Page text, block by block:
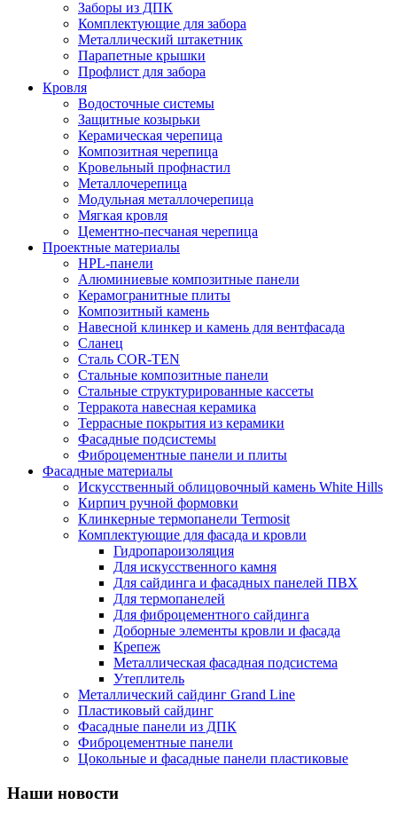
Заборы из ДПК
Комплектующие для забора
Металлический штакетник
Парапетные крышки
Профлист для забора
Кровля
Водосточные системы
Защитные козырьки
Керамическая черепица
Композитная черепица
Кровельный профнастил
Металлочерепица
Модульная металлочерепица
Мягкая кровля
Цементно-песчаная черепица
Проектные материалы
HPL-панели
Алюминиевые композитные панели
Керамогранитные плиты
Композитный камень
Навесной клинкер и камень для вентфасада
Сланец
Сталь COR-TEN
Стальные композитные панели
Стальные структурированные кассеты
Терракота навесная керамика
Террасные покрытия из керамики
Фасадные подсистемы
Фиброцементные панели и плиты
Фасадные материалы
Искусственный облицовочный камень White Hills
Кирпич ручной формовки
Клинкерные термопанели Termosit
Комплектующие для фасада и кровли
Гидропароизоляция
Для искусственного камня
Для сайдинга и фасадных панелей ПВХ
Для термопанелей
Для фиброцементного сайдинга
Доборные элементы кровли и фасада
Крепеж
Металлическая фасадная подсистема
Утеплитель
Металлический сайдинг Grand Line
Пластиковый сайдинг
Фасадные панели из ДПК
Фиброцементные панели
Цокольные и фасадные панели пластиковые
Наши новости